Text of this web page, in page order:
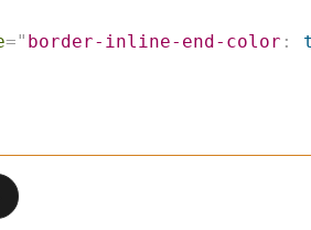
=" border-inline-end-color :